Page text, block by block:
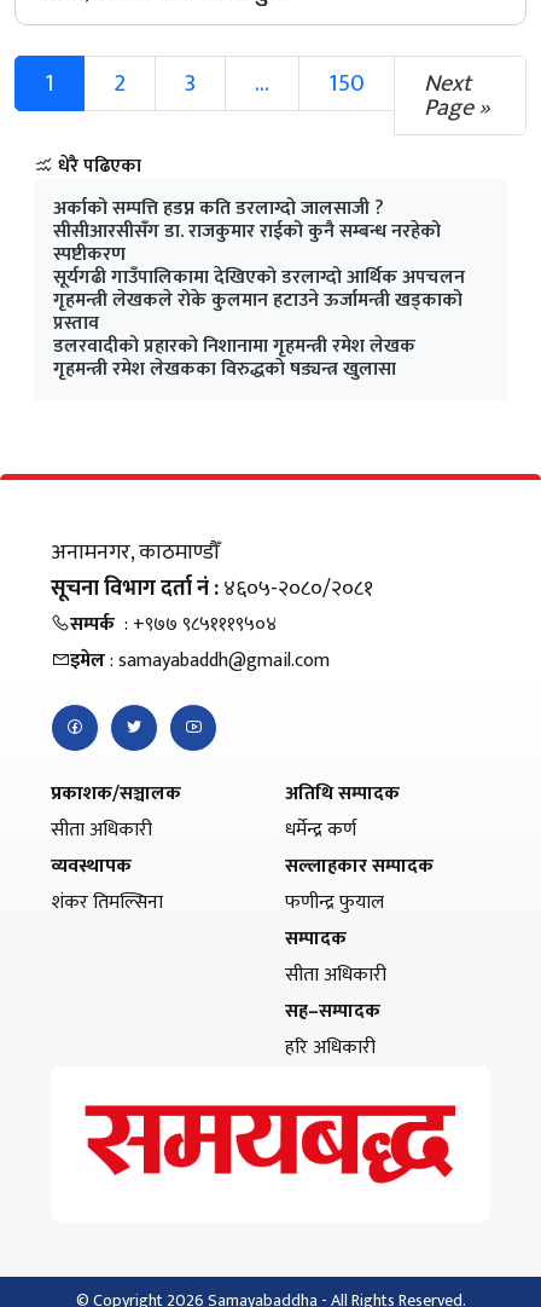
1 2 3 ... 150 Next
Page »
धेरै पढिएका
अर्काको सम्पत्ति हडप्न कति डरलाग्दो जालसाजी ?
सीसीआरसीसँग डा. राजकुमार राईको कुनै सम्बन्ध नरहेको
स्पष्टीकरण
सूर्यगढी गाउँपालिकामा देखिएको डरलाग्दो आर्थिक अपचलन
गृहमन्त्री लेखकले रोके कुलमान हटाउने ऊर्जामन्त्री खड्काको
प्रस्ताव
डलरवादीको प्रहारको निशानामा गृहमन्त्री रमेश लेखक
गृहमन्त्री रमेश लेखकका विरुद्धकाे षड्यन्त्र खुलासा
अनामनगर, काठमाण्डौँ
सूचना विभाग दर्ता नं :४६०५-२०८०/२०८१
सम्पर्क : +९७७ ९८५१११९५०४
इमेल: samayabaddh@gmail.com
प्रकाशक/सञ्चालक
सीता अधिकारी
व्यवस्थापक
शंकर तिमल्सिना
अतिथि सम्पादक
धर्मेन्द्र कर्ण
सल्लाहकार सम्पादक
फणीन्द्र फुयाल
सम्पादक
सीता अधिकारी
सह–सम्पादक
हरि अधिकारी
© Copyright 2026 Samayabaddha - All Rights Reserved.